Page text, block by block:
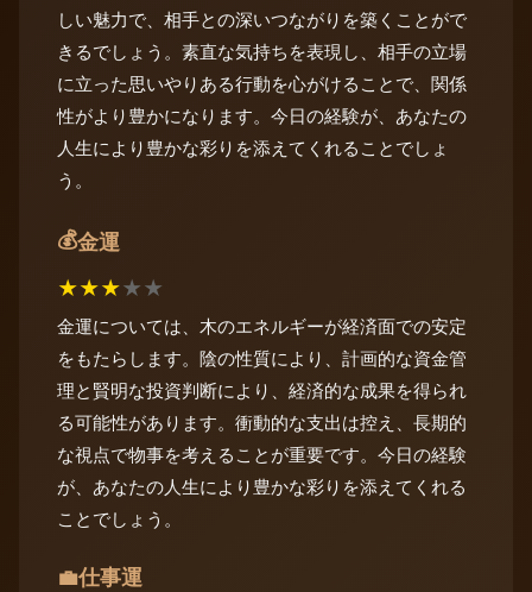
しい魅力で、相手との深いつながりを築くことがで
きるでしょう。素直な気持ちを表現し、相手の立場
に立った思いやりある行動を心がけることで、関係
性がより豊かになります。今日の経験が、あなたの
人生により豊かな彩りを添えてくれることでしょ
う。
💰金運
★★★★★
金運については、木のエネルギーが経済面での安定
をもたらします。陰の性質により、計画的な資金管
理と賢明な投資判断により、経済的な成果を得られ
る可能性があります。衝動的な支出は控え、長期的
な視点で物事を考えることが重要です。今日の経験
が、あなたの人生により豊かな彩りを添えてくれる
ことでしょう。
💼仕事運